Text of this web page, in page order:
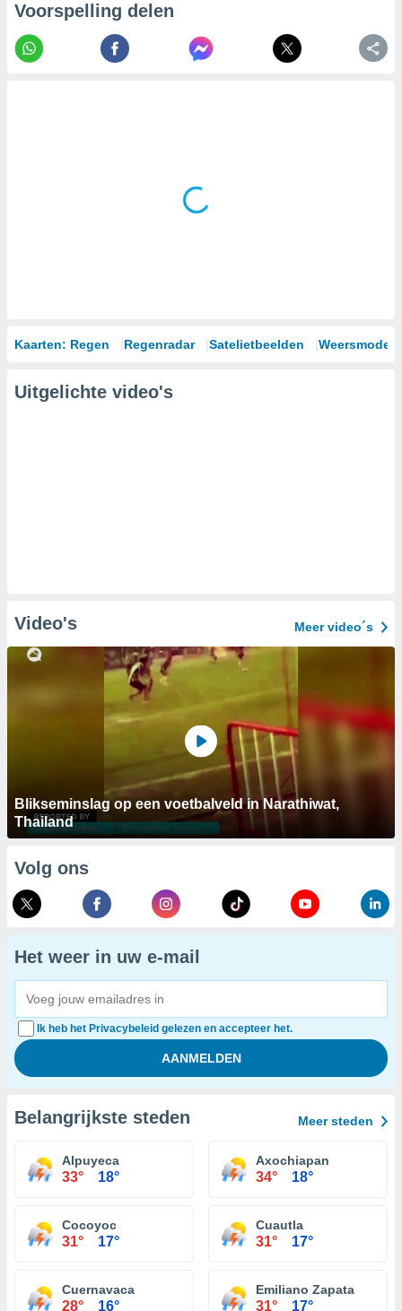
Voorspelling delen
Kaarten: Regen Regenradar Satelietbeelden
Uitgelichte video's
Video's Meer video´s
Blikseminslag op een voetbalveld in Narathiwat,
Thailand
Volg ons
Het weer in uw e-mail
Ik heb het Privacybeleid gelezen en accepteer het.
Belangrijkste steden Meer steden
Alpuyeca
33° 18°
Axochiapan
34° 18°
Cocoyoc
31° 17°
Cuautla
31° 17°
Cuernavaca
28° 16°
Emiliano Zapata
31° 17°